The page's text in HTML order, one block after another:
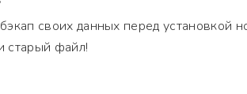
своих данных перед установкой
старый файл!